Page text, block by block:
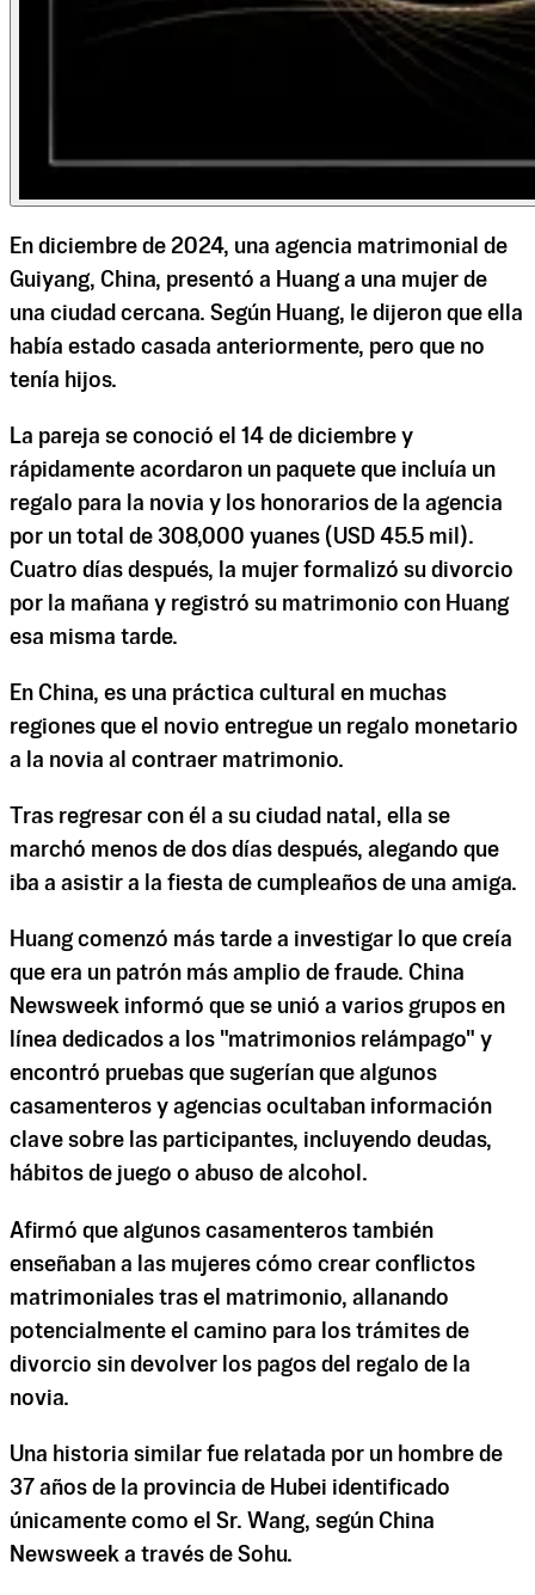
En diciembre de 2024, una agencia matrimonial de
Guiyang, China, presentó a Huang a una mujer de
una ciudad cercana. Según Huang, le dijeron que ella
había estado casada anteriormente, pero que no
tenía hijos.
La pareja se conoció el 14 de diciembre y
rápidamente acordaron un paquete que incluía un
regalo para la novia y los honorarios de la agencia
por un total de 308,000 yuanes (USD 45.5 mil).
Cuatro días después, la mujer formalizó su divorcio
por la mañana y registró su matrimonio con Huang
esa misma tarde.
En China, es una práctica cultural en muchas
regiones que el novio entregue un regalo monetario
a la novia al contraer matrimonio.
Tras regresar con él a su ciudad natal, ella se
marchó menos de dos días después, alegando que
iba a asistir a la fiesta de cumpleaños de una amiga.
Huang comenzó más tarde a investigar lo que creía
que era un patrón más amplio de fraude. China
Newsweek informó que se unió a varios grupos en
línea dedicados a los "matrimonios relámpago" y
encontró pruebas que sugerían que algunos
casamenteros y agencias ocultaban información
clave sobre las participantes, incluyendo deudas,
hábitos de juego o abuso de alcohol.
Afirmó que algunos casamenteros también
enseñaban a las mujeres cómo crear conflictos
matrimoniales tras el matrimonio, allanando
potencialmente el camino para los trámites de
divorcio sin devolver los pagos del regalo de la
novia.
Una historia similar fue relatada por un hombre de
37 años de la provincia de Hubei identificado
únicamente como el Sr. Wang, según China
Newsweek a través de Sohu.